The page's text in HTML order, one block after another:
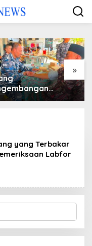
»
Hidayah,
Sampang
yang Terbakar
Labfor